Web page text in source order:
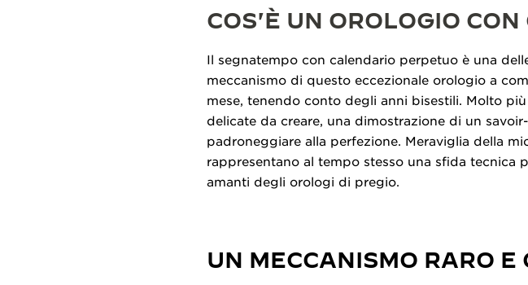
COS'È UN OROLOGIO
Il segnatempo con calendario perpetuo è una
meccanismo di questo eccezionale orologio a
mese, tenendo conto degli anni bisestili. Molto
delicate da creare, una dimostrazione di un
padroneggiare alla perfezione. Meraviglia della
rappresentano al tempo stesso una sfida tecnica
amanti degli orologi di pregio.
UN MECCANISMO RARO E